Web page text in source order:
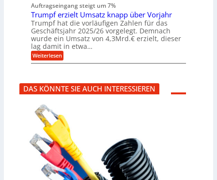
e
n
b
a
u
a
u
f
e
n
f
ü
h
r
u
n
g
B
S
e
i
t
r
e
n
t
w
i
r
t
u
n
g
s
r
e
s
H
y
i
d
-
K
u
g
e
l
l
a
Auftragseingang steigt um 7%
Trumpf erzielt Umsatz knapp über Vorjahr
Trumpf hat die vorläufigen Zahlen für das
Geschäftsjahr 2025/26 vorgelegt. Demnach
wurde ein Umsatz von 4,3Mrd.€ erzielt, dieser
lag damit in etwa…
Weiterlesen:
T
m
p
f
z
i
e
t
U
m
s
a
t
DAS KÖNNTE SIE AUCH INTERESSIEREN